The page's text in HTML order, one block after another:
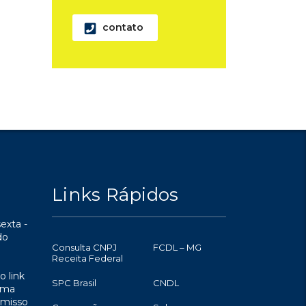
contato
-
link
Links Rápidos
Consulta CNPJ
Receita Federal
FCDL – MG
SPC Brasil CNDL